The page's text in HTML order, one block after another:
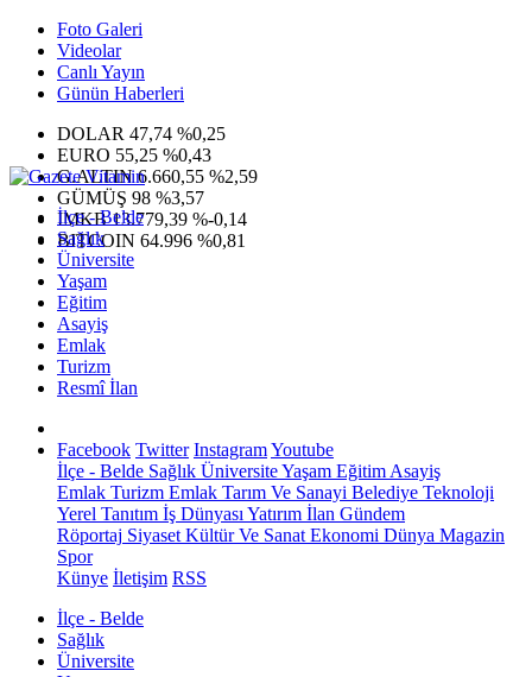
Foto Galeri
Videolar
Canlı Yayın
Günün Haberleri
DOLAR 47,74 %0,25
EURO 55,25 %0,43
G.ALTIN6.660,55 %2,59
GÜMÜŞ 98 %3,57
IMKB13.779,39 %-0,14
BITCOIN 64.996 %0,81
İlçe - Belde
Sağlık
Üniversite
Yaşam
Eğitim
Asayiş
Emlak
Turizm
Resmî İlan
Facebook Twitter InstagramYoutube
İlçe - Belde Sağlık ÜniversiteYaşam Eğitim Asayiş
Emlak Turizm Emlak Tarım Ve Sanayi Belediye Teknoloji
Yerel Tanıtım İş Dünyası Yatırım İlan Gündem
Röportaj Siyaset Kültür Ve Sanat Ekonomi Dünya Magazin
Spor
Künye İletişim RSS
İlçe - Belde
Sağlık
Üniversite